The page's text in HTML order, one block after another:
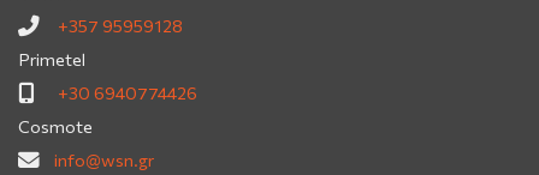
+357 95959128
Primetel
+30 6940774426
Cosmote
info@wsn.gr